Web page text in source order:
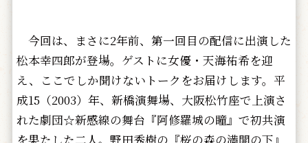
今回は、まさに2年前、第一回目の配信に出演した
松本幸四郎が登場。ゲストに女優・天海祐希を迎
え、ここでしか聞けないトークをお届けします。平
成15（2003）年、新橋演舞場、大阪松竹座で上演さ
れた劇団☆新感線の舞台『阿修羅城の瞳』で初共演